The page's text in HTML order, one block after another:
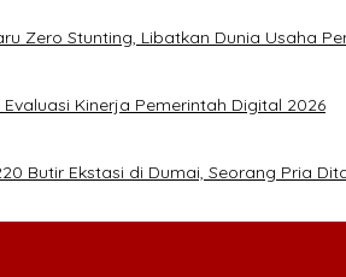
Zero Stunting, Libatkan Dunia Usaha
Kinerja Pemerintah Digital 2026
Butir Ekstasi di Dumai, Seorang Pria